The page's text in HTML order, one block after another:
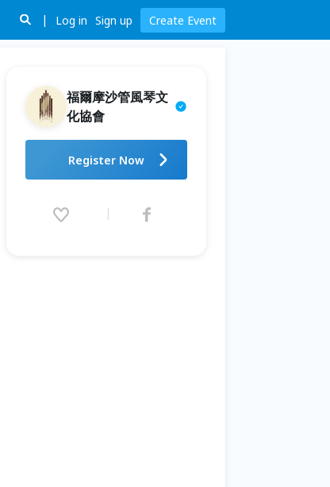
Log in Sign up Create Event
福爾摩沙管風琴文
化協會
爾摩沙國際管風琴藝術節｜8/8
空間與聲音：音樂廳建築中的管
2026.08.08 (Sat) 15:00 - 16:30
Register Now